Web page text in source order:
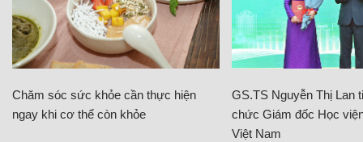
Chăm sóc sức khỏe cần thực hiện
ngay khi cơ thể còn khỏe
GS.TS Nguyễn Thị Lan
chức Giám đốc Học
Việt Nam